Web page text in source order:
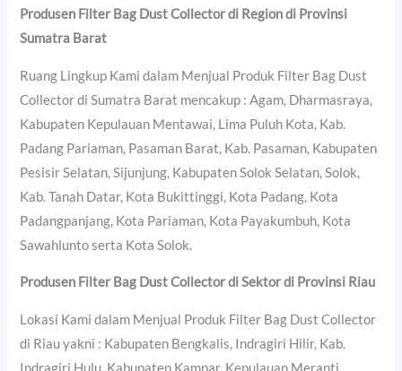
Produsen Filter Bag Dust Collector di Region di Provinsi
Sumatra Barat
Ruang Lingkup Kami dalam Menjual Produk Filter Bag Dust
Collector di Sumatra Barat mencakup : Agam, Dharmasraya,
Kabupaten Kepulauan Mentawai, Lima Puluh Kota, Kab.
Padang Pariaman, Pasaman Barat, Kab. Pasaman, Kabupaten
Pesisir Selatan, Sijunjung, Kabupaten Solok Selatan, Solok,
Kab. Tanah Datar, Kota Bukittinggi, Kota Padang, Kota
Padangpanjang, Kota Pariaman, Kota Payakumbuh, Kota
Sawahlunto serta Kota Solok.
Produsen Filter Bag Dust Collector di Sektor di Provinsi Riau
Lokasi Kami dalam Menjual Produk Filter Bag Dust Collector
di Riau yakni : Kabupaten Bengkalis, Indragiri Hilir, Kab.
Indragiri Hulu, Kabupaten Kampar, Kepulauan Meranti,